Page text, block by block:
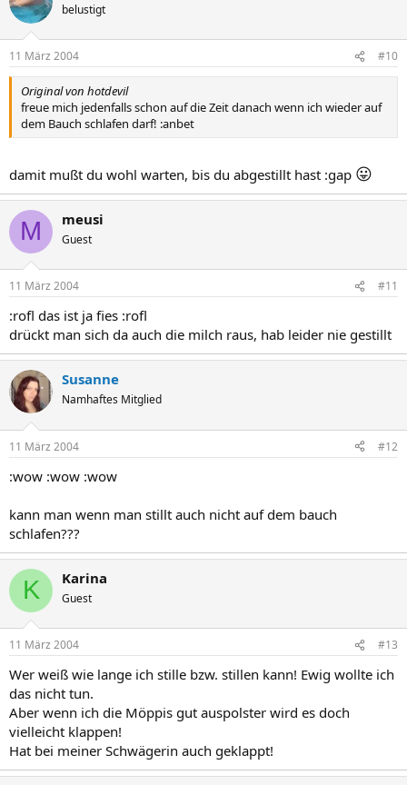
belustigt
11 März 2004 #10
Original von hotdevil
freue mich jedenfalls schon auf die Zeit danach wenn ich wieder auf
dem Bauch schlafen darf! :anbet
damit mußt du wohl warten, bis du abgestillt hast :gap 😛
M meusi
Guest
11 März 2004 #11
:rofl das ist ja fies :rofl
drückt man sich da auch die milch raus, hab leider nie gestillt
Susanne
Namhaftes Mitglied
11 März 2004 #12
:wow :wow :wow
kann man wenn man stillt auch nicht auf dem bauch
schlafen???
K Karina
Guest
11 März 2004 #13
Wer weiß wie lange ich stille bzw. stillen kann! Ewig wollte ich
das nicht tun.
Aber wenn ich die Möppis gut auspolster wird es doch
vielleicht klappen!
Hat bei meiner Schwägerin auch geklappt!